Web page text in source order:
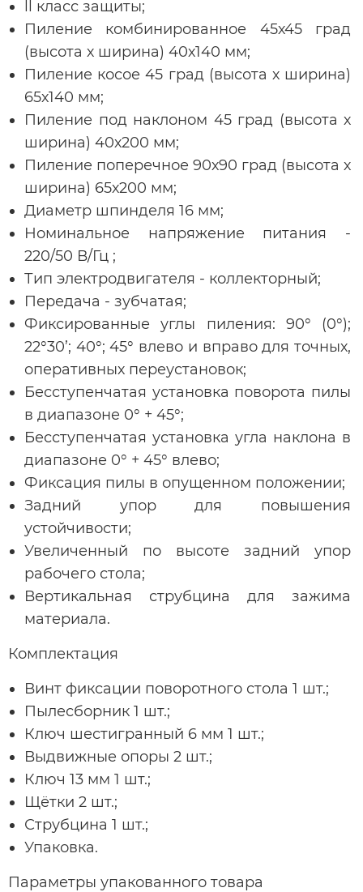
ll класс защиты;
Пиление комбинированное 45х45 град
(высота х ширина) 40х140 мм;
Пиление косое 45 град (высота х ширина)
65х140 мм;
Пиление под наклоном 45 град (высота х
ширина) 40х200 мм;
Пиление поперечное 90х90 град (высота х
ширина) 65х200 мм;
Диаметр шпинделя 16 мм;
Номинальное напряжение питания -
220/50 В/Гц ;
Тип электродвигателя - коллекторный;
Передача - зубчатая;
Фиксированные углы пиления: 90° (0°);
22°30’; 40°; 45° влево и вправо для точных,
оперативных переустановок;
Бесступенчатая установка поворота пилы
в диапазоне 0° + 45°;
Бесступенчатая установка угла наклона в
диапазоне 0° + 45° влево;
Фиксация пилы в опущенном положении;
Задний упор для повышения
устойчивости;
Увеличенный по высоте задний упор
рабочего стола;
Вертикальная струбцина для зажима
материала.
Комплектация
Винт фиксации поворотного стола 1 шт.;
Пылесборник 1 шт.;
Ключ шестигранный 6 мм 1 шт.;
Выдвижные опоры 2 шт.;
Ключ 13 мм 1 шт.;
Щётки 2 шт.;
Струбцина 1 шт.;
Упаковка.
Параметры упакованного товара